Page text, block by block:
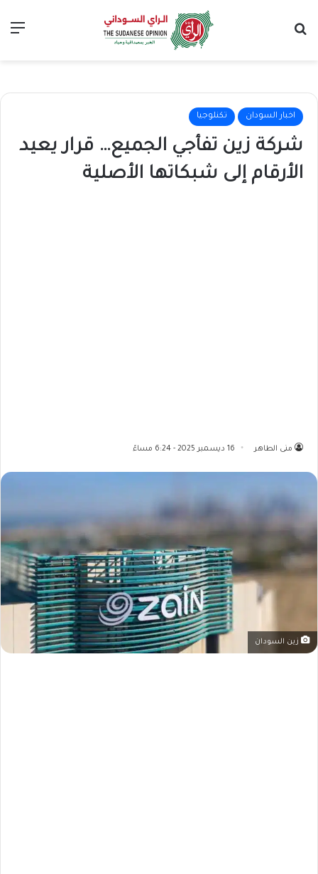
اخبار السودان تكنلوجيا
شركة زين تفأجي الجميع… قرار يعيد
الأرقام إلى شبكاتها الأصلية
منى الطاهر 16 ديسمبر 2025 - 6:24 مساءً
زين السودان